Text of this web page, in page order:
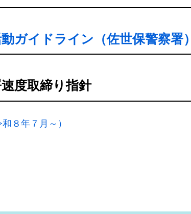
ガイドライン（佐世保警察署）
度取締り指針
８年７月～）